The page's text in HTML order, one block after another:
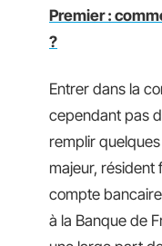
Premier :
?
Entrer dans la
cependant pas
remplir
majeur, résident
compte
à la Banque de